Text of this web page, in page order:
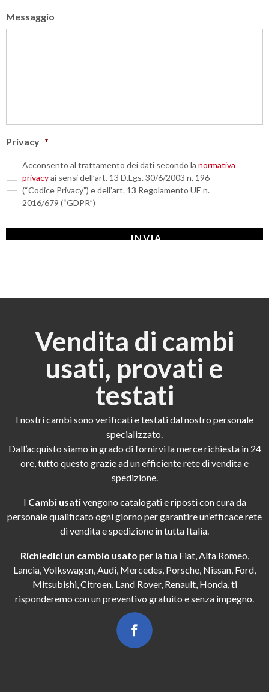
Messaggio
Privacy *
Acconsento al trattamento dei dati secondo la normativa
privacyai sensi dell’art. 13 D.Lgs. 30/6/2003 n. 196
(“Codice Privacy”) e dell’art. 13 Regolamento UE n.
2016/679 (“GDPR”)
Vendita di cambi
usati, provati e
testati
I nostri cambi sono verificati e testati dal nostro personale
specializzato.
Dall’acquisto siamo in grado di fornirvi la merce richiesta in 24
ore, tutto questo grazie ad un efficiente rete di vendita e
spedizione.
I Cambi usativengono catalogati e riposti con cura da
personale qualificato ogni giorno per garantire un’efficace rete
di vendita e spedizione in tutta Italia.
Richiedici un cambio usato per la tua Fiat, Alfa Romeo,
Lancia, Volkswagen, Audi, Mercedes, Porsche, Nissan, Ford,
Mitsubishi, Citroen, Land Rover, Renault, Honda, ti
risponderemo con un preventivo gratuito e senza impegno.